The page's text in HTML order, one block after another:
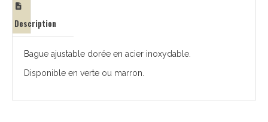
Description
Bague ajustable dorée en acier inoxydable.
Disponible en verte ou marron.